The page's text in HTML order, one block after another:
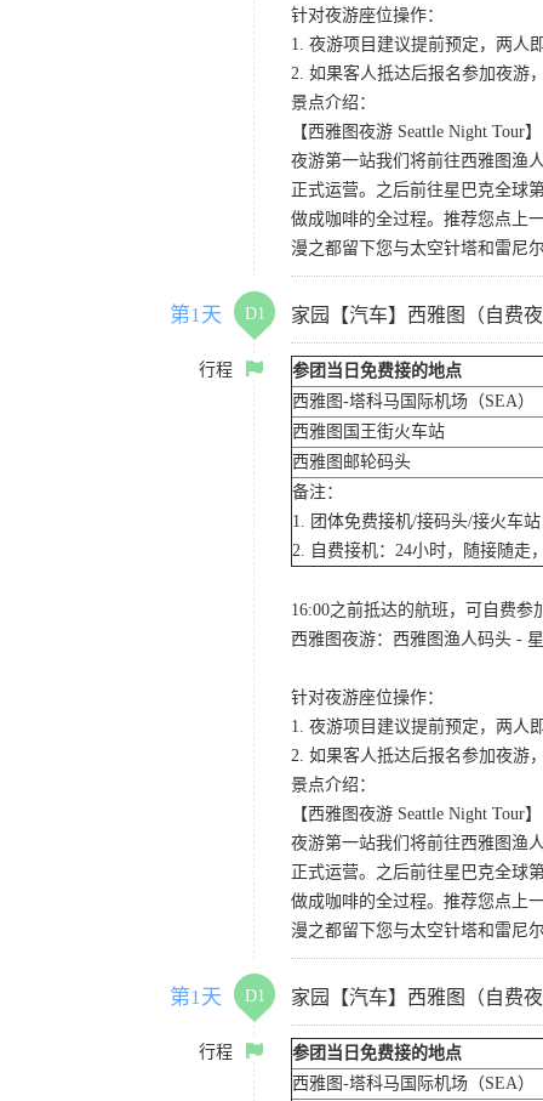
针对夜游座位操作：
1. 夜游项目建议提前预定，两人
2. 如果客人抵达后报名参加夜游
景点介绍：
【西雅图夜游 Seattle Night Tour】
夜游第一站我们将前往西雅图渔
正式运营。之后前往星巴克全球
做成咖啡的全过程。推荐您点上
漫之都留下您与太空针塔和雷尼
第1天 D1 家园【汽车】西雅图（自费
行程
参团当日免费接的地点
西雅图-塔科马国际机场（SEA）
西雅图国王街火车站
西雅图邮轮码头
备注：
1. 团体免费接机/接码头/接火车
2. 自费接机：24小时，随接随走
16:00之前抵达的航班，可自费参
西雅图夜游：西雅图渔人码头 -
针对夜游座位操作：
1. 夜游项目建议提前预定，两人
2. 如果客人抵达后报名参加夜游
景点介绍：
【西雅图夜游 Seattle Night Tour】
夜游第一站我们将前往西雅图渔
正式运营。之后前往星巴克全球
做成咖啡的全过程。推荐您点上
漫之都留下您与太空针塔和雷尼
第1天 D1 家园【汽车】西雅图（自费
行程
参团当日免费接的地点
西雅图-塔科马国际机场（SEA）